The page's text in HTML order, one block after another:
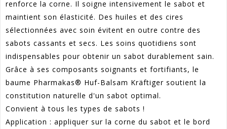
renforce la corne. Il soigne intensivement le sabot et
maintient son élasticité. Des huiles et des cires
sélectionnées avec soin évitent en outre contre des
sabots cassants et secs. Les soins quotidiens sont
indispensables pour obtenir un sabot durablement sain.
Grâce à ses composants soignants et fortifiants, le
baume Pharmakas® Huf-Balsam Kräftiger soutient la
constitution naturelle d'un sabot optimal.
Convient à tous les types de sabots !
Application : appliquer sur la corne du sabot et le bord